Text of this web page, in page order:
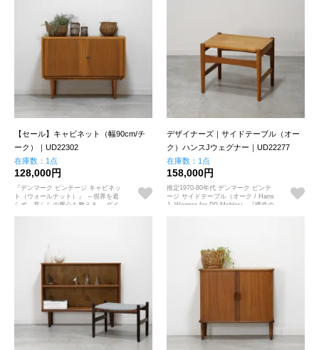
【セール】キャビネット（幅90cm/チ
ーク）｜UD22302
在庫数：1点
128,000円
『デンマーク ビンテージ キャビネッ
ト（ウォールナット）』 ～視界を遮
らず、暮らしの重心を整える。 ダイ
デザイナーズ｜サイドテーブル（オー
ク）ハンスJウェグナー｜UD22277
在庫数：1点
158,000円
推定1970-80年代 デンマーク ビンテ
ージ サイドテーブル（オーク / Hans
J. Wegner for PP Mobler） 『構造の